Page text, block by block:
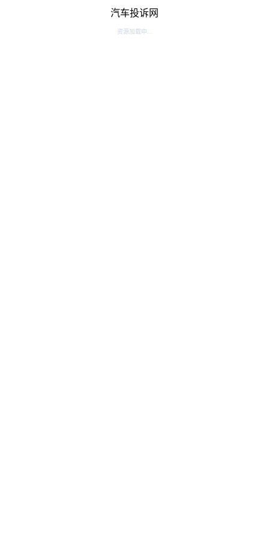
汽车投诉网
资源加载中...